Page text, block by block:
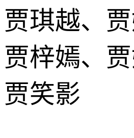
贾琪越、贾
贾梓嫣、贾
贾笑影